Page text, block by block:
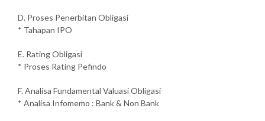
D. Proses Penerbitan Obligasi
* Tahapan IPO
E. Rating Obligasi
* Proses Rating Pefindo
F. Analisa Fundamental Valuasi Obligasi
* Analisa Infomemo : Bank & Non Bank